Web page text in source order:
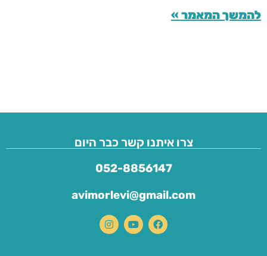
להמשך המאמר »
צרו איתנו קשר כבר היום
052-8856147
avimorlevi@gmail.com